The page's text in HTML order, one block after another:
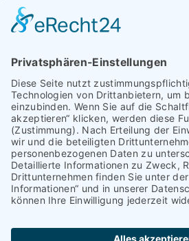
EIN SERVICE VON:
UMSETZUNG:
SIGNUS media
KONTAKT